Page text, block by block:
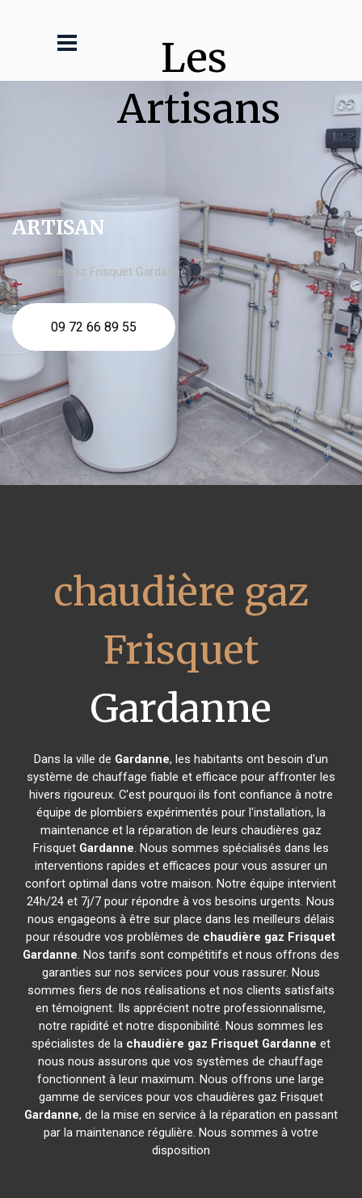
Les
Artisans
ARTISAN
chaudière gaz Frisquet Gardanne
09 72 66 89 55
chaudière gaz
Frisquet
Gardanne
Dans la ville de Gardanne, les habitants ont besoin d'un
système de chauffage fiable et efficace pour affronter les
hivers rigoureux. C'est pourquoi ils font confiance à notre
équipe de plombiers expérimentés pour l'installation, la
maintenance et la réparation de leurs chaudières gaz
Frisquet Gardanne. Nous sommes spécialisés dans les
interventions rapides et efficaces pour vous assurer un
confort optimal dans votre maison. Notre équipe intervient
24h/24 et 7j/7 pour répondre à vos besoins urgents. Nous
nous engageons à être sur place dans les meilleurs délais
pour résoudre vos problèmes de chaudière gaz Frisquet
Gardanne. Nos tarifs sont compétitifs et nous offrons des
garanties sur nos services pour vous rassurer. Nous
sommes fiers de nos réalisations et nos clients satisfaits
en témoignent. Ils apprécient notre professionnalisme,
notre rapidité et notre disponibilité. Nous sommes les
spécialistes de la chaudière gaz Frisquet Gardanne et
nous nous assurons que vos systèmes de chauffage
fonctionnent à leur maximum. Nous offrons une large
gamme de services pour vos chaudières gaz Frisquet
Gardanne, de la mise en service à la réparation en passant
par la maintenance régulière. Nous sommes à votre
disposition